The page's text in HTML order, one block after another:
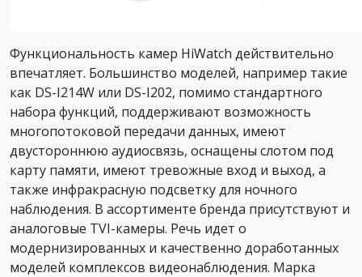
Функциональность камер HiWatch действительно
впечатляет. Большинство моделей, например такие
как DS-I214W или DS-I202, помимо стандартного
набора функций, поддерживают возможность
многопотоковой передачи данных, имеют
двустороннюю аудиосвязь, оснащены слотом под
карту памяти, имеют тревожные вход и выход, а
также инфракрасную подсветку для ночного
наблюдения. В ассортименте бренда присутствуют и
аналоговые TVI-камеры. Речь идет о
модернизированных и качественно доработанных
моделей комплексов видеонаблюдения. Марка